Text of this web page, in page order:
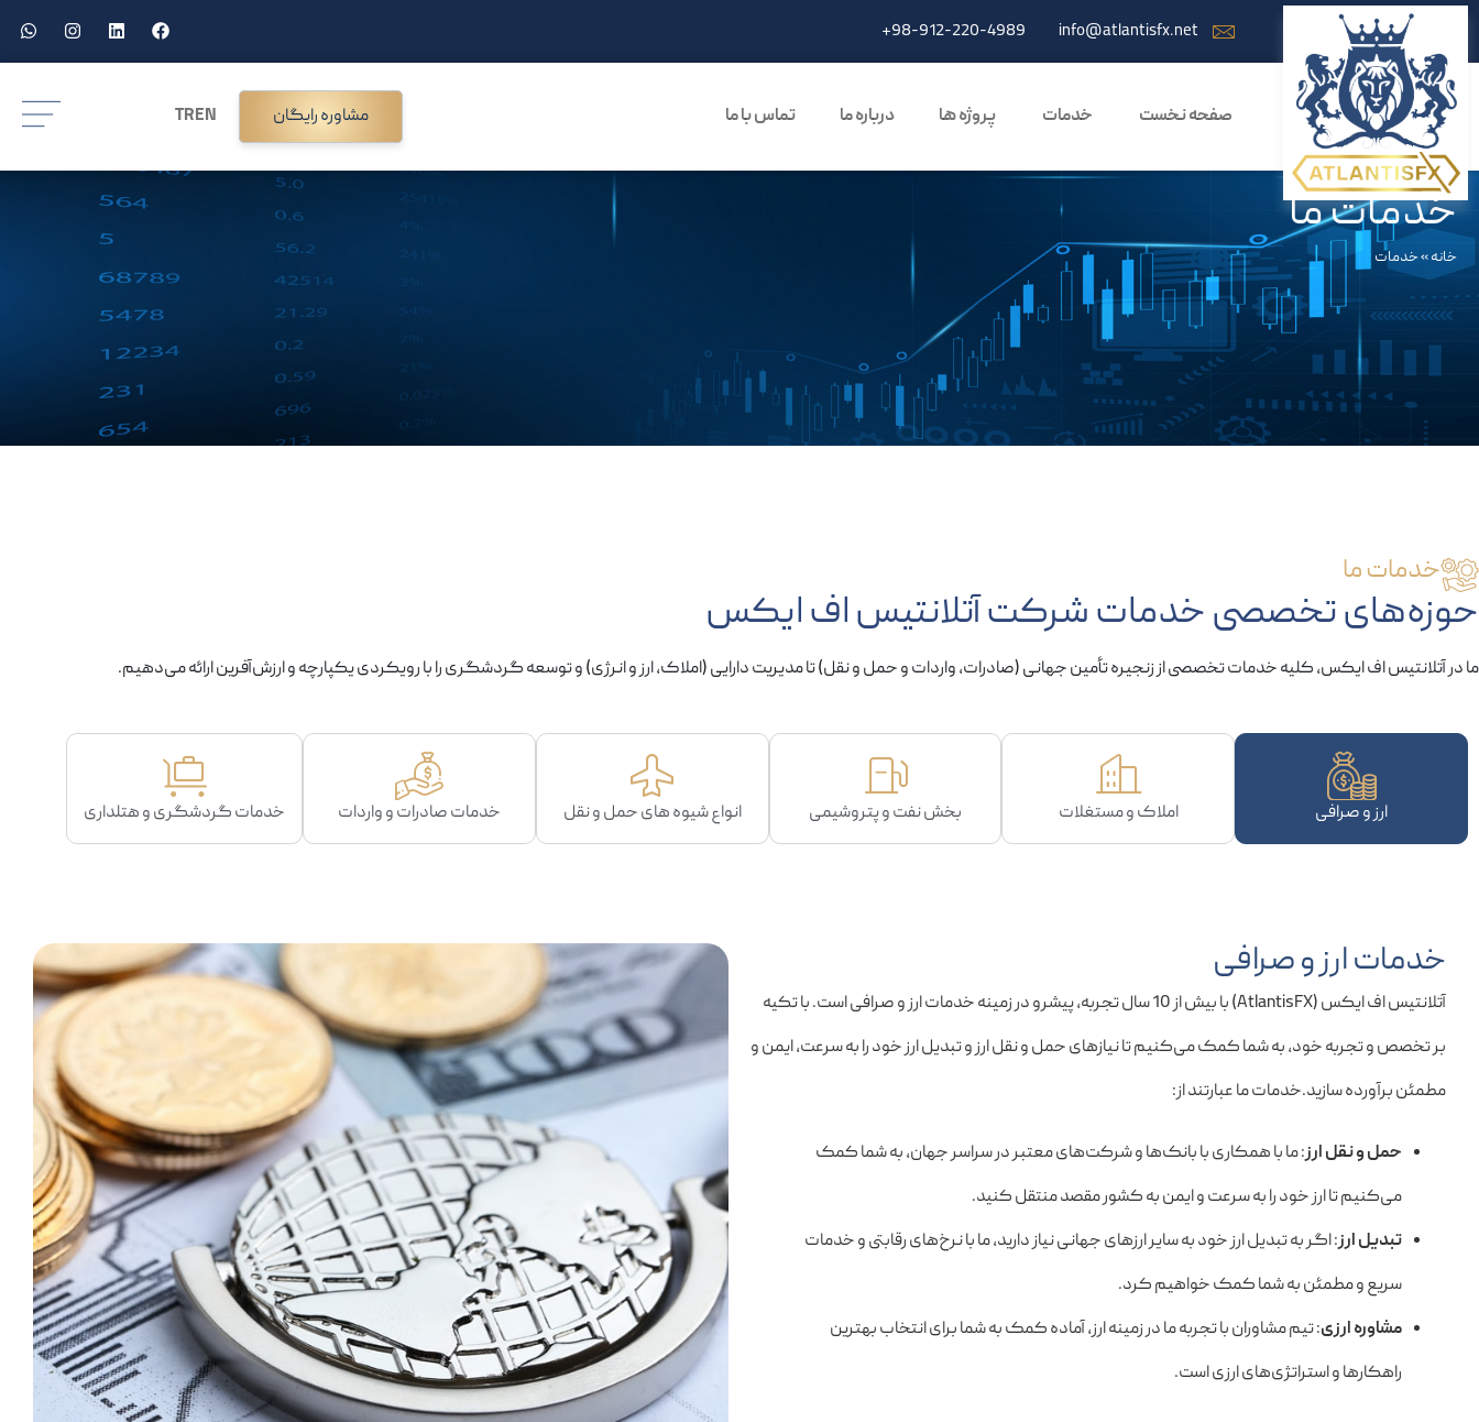
info@atlantisfx.net
+98-912-220-4989
صفحه نخست خدمات پروژه ها درباره ما تماس با ما مشاوره رایگان EN
TR
خدمات ما
خانه»خدمات
خدمات ما
حوزه‌های تخصصی خدمات شرکت آتلانتیس اف ایکس
ما در آتلانتیس اف ایکس، کلیه خدمات تخصصی از زنجیره تأمین جهانی (صادرات، واردات و حمل و نقل) تا مدیریت دارایی (املاک، ارز و انرژی) و توسعه گردشگری را با رویکردی یکپارچه و ارزش‌آفرین ارائه می‌دهیم.
ارز و صرافی املاک و مستغلات بخش نفت و پتروشیمی انواع شیوه های حمل و نقل خدمات صادرات و واردات خدمات گردشگری و هتلداری
خدمات ارز و صرافی
آتلانتیس‌ اف‌ ایکس (AtlantisFX) با بیش از 10 سال تجربه، پیشرو در زمینه خدمات ارز و صرافی است. با تکیه
بر تخصص و تجربه خود، به شما کمک می‌کنیم تا نیازهای حمل و نقل ارز و تبدیل ارز خود را به سرعت، ایمن و
مطمئن برآورده سازید.خدمات ما عبارتند از:
حمل و نقل ارز: ما با همکاری با بانک‌ها و شرکت‌های معتبر در سراسر جهان، به شما کمک
می‌کنیم تا ارز خود را به سرعت و ایمن به کشور مقصد منتقل کنید.
تبدیل ارز: اگر به تبدیل ارز خود به سایر ارزهای جهانی نیاز دارید، ما با نرخ‌های رقابتی و خدمات
سریع و مطمئن به شما کمک خواهیم کرد.
مشاوره ارزی: تیم مشاوران با تجربه ما در زمینه ارز، آماده کمک به شما برای انتخاب بهترین
راهکارها و استراتژی‌های ارزی است.